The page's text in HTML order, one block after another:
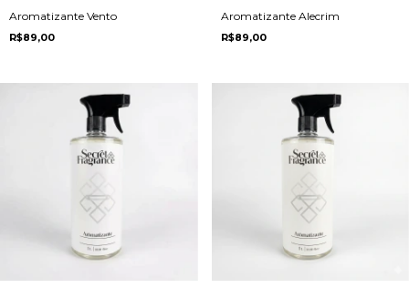
Aromatizante Vento
R$89,00
Aromatizante Alecrim
R$89,00